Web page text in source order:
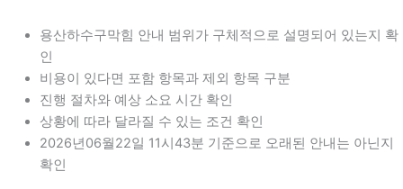
용산하수구막힘 안내 범위가 구체적으로 설명되어 있는지 확
인
비용이 있다면 포함 항목과 제외 항목 구분
진행 절차와 예상 소요 시간 확인
상황에 따라 달라질 수 있는 조건 확인
2026년06월22일 11시43분 기준으로 오래된 안내는 아닌지
확인